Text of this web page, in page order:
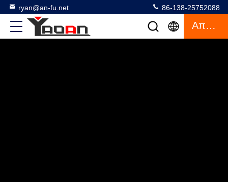
ryan@an-fu.net 86-138-25752088
Απόσπασμα